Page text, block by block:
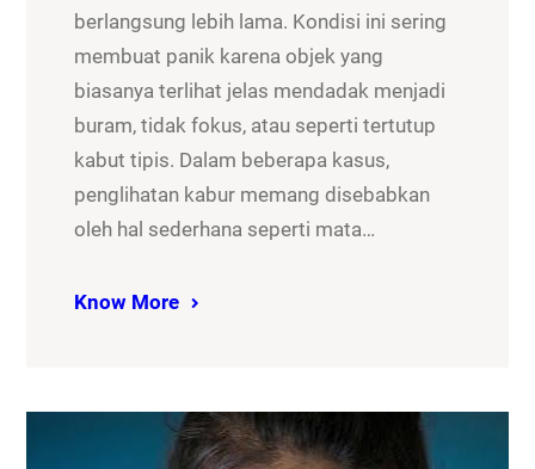
berlangsung lebih lama. Kondisi ini sering
membuat panik karena objek yang
biasanya terlihat jelas mendadak menjadi
buram, tidak fokus, atau seperti tertutup
kabut tipis. Dalam beberapa kasus,
penglihatan kabur memang disebabkan
oleh hal sederhana seperti mata…
Know More